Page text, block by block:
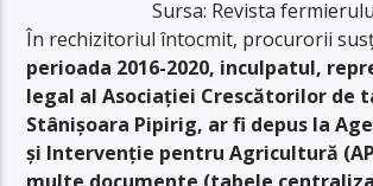
Sursa: Revista
În rechizitoriul întocmit, procurorii
perioada 2016-2020, inculpatul,
legal al Asociației Crescătorilor de
Stânișoara Pipirig, ar fi depus la
şi Intervenţie pentru Agricultură